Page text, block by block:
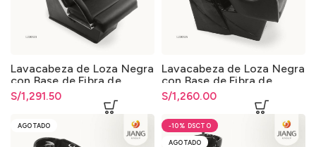
Lavacabeza de Loza Negra
con Base de Fibra de
Vidrio 013
S/1,291.50
Lavacabeza de Loza Negra
con Base de Fibra de
Vidrio 013
S/1,260.00
AGOTADO -10%
AGOTADO